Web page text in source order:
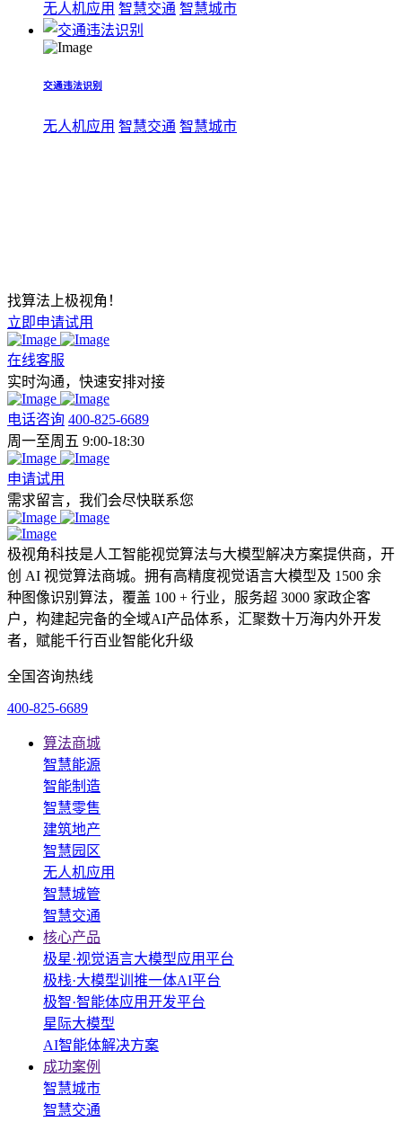
无人机应用 智慧交通 智慧城市
交通违法识别
无人机应用 智慧交通 智慧城市
找算法上极视角！
立即申请试用
在线客服
实时沟通，快速安排对接
电话咨询 400-825-6689
周一至周五 9:00-18:30
申请试用
需求留言，我们会尽快联系您
极视角科技是人工智能视觉算法与大模型解决方案提供商，开
创 AI 视觉算法商城。拥有高精度视觉语言大模型及 1500 余
种图像识别算法，覆盖 100 + 行业，服务超 3000 家政企客
户，构建起完备的全域AI产品体系，汇聚数十万海内外开发
者，赋能千行百业智能化升级
全国咨询热线
400-825-6689
算法商城
智慧能源
智能制造
智慧零售
建筑地产
智慧园区
无人机应用
智慧城管
智慧交通
核心产品
极星·视觉语言大模型应用平台
极栈·大模型训推一体AI平台
极智·智能体应用开发平台
星际大模型
AI智能体解决方案
成功案例
智慧城市
智慧交通